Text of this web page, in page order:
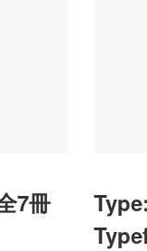
7冊